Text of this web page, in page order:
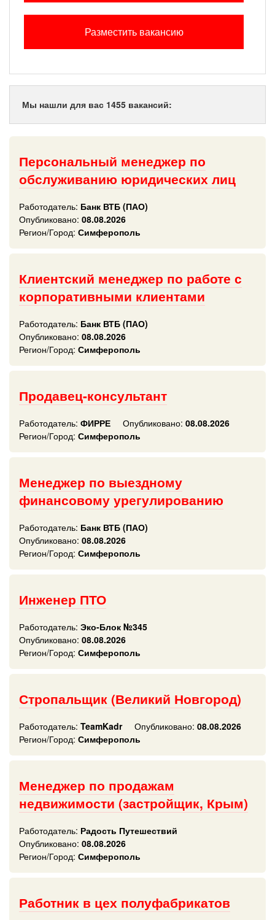
Разместить вакансию
Мы нашли для вас 1455 вакансий:
Персональный менеджер по
обслуживанию юридических лиц
Работодатель: Банк ВТБ (ПАО)
Опубликовано: 08.08.2026
Регион/Город: Симферополь
Клиентский менеджер по работе с
корпоративными клиентами
Работодатель: Банк ВТБ (ПАО)
Опубликовано: 08.08.2026
Регион/Город: Симферополь
Продавец-консультант
Работодатель: ФИРРЕ Опубликовано: 08.08.2026
Регион/Город: Симферополь
Менеджер по выездному
финансовому урегулированию
Работодатель: Банк ВТБ (ПАО)
Опубликовано: 08.08.2026
Регион/Город: Симферополь
Инженер ПТО
Работодатель: Эко-Блок №345
Опубликовано: 08.08.2026
Регион/Город: Симферополь
Стропальщик (Великий Новгород)
Работодатель: TeamKadr Опубликовано: 08.08.2026
Регион/Город: Симферополь
Менеджер по продажам
недвижимости (застройщик, Крым)
Работодатель: Радость Путешествий
Опубликовано: 08.08.2026
Регион/Город: Симферополь
Работник в цех полуфабрикатов